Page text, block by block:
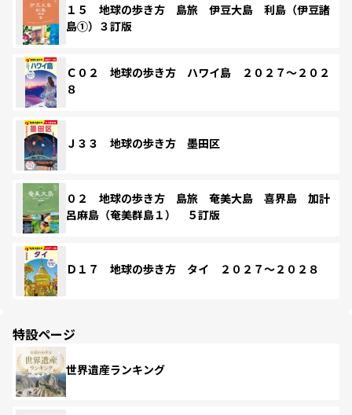
１５ 地球の歩き方 島旅 伊豆大島 利島（伊豆諸
島①）３訂版
Ｃ０２ 地球の歩き方 ハワイ島 ２０２７～２０２
８
Ｊ３３ 地球の歩き方 墨田区
０２ 地球の歩き方 島旅 奄美大島 喜界島 加計
呂麻島（奄美群島１） ５訂版
Ｄ１７ 地球の歩き方 タイ ２０２７～２０２８
特設ページ
世界遺産ランキング